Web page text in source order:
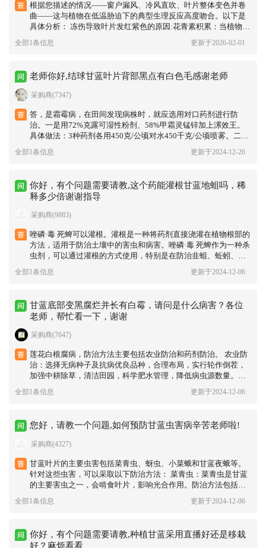
根据您描述的情况——窗户漏风、冷风直吹、叶片整体变色并卷
曲——这与植物在低温胁迫下的典型生理反应高度吻合。以下是
具体分析： 冻伤导致叶片发红紫色的原因:花青素积累‌：当植物遭
受低温胁迫时，其体内会启动自我保护机制。一种常见的反应是
合成大量的花青素（一种红色至紫色的色素），以吸收多余光
菜在冬季低温下叶片发紫发红的机理相似‌1。 ‌叶绿素分解‌：低温
会抑制叶绿素的合成，并加速其分解，使得叶片原有的绿色褪
去，让花青素的红色/紫色更加显现。 冷风导致叶片向下卷曲的原
因。细胞失水与萎蔫‌：冷风会显著加速叶片表面的水分蒸发（蒸
腾作用），而低温下植物根系的吸水能力会大幅下降。这种“吸水
少、蒸发快”的矛盾导致植株严重缺水，细胞失去膨压，叶片因此
萎蔫、下垂、卷曲‌2。 ‌生理保护反应‌：叶片向下卷曲也是一种减
全部1条信息 更新于2026-02-01
老师你好,结球甘蓝叶片背部黑点有白色毛感谢老师
采购商(7347)
答，是霜霉病，在田间发现病株时，就应选用对口药剂进行防
治。一是用72%克露可湿性粉剂、58%甲霜灵锰锌加上漯效王。
具体做法：3种药剂各用450克/公顷对水450千克/公顷喷雾。二是
用菌力托150克/公顷+甲K杀菌灵+150克/公顷+美露二号300克/公
顷对水240千克/公顷喷雾。三是用烯酰吗啉300克/公顷加上绿农
全部1条信息 更新于2024-12-26
你好，有个问题需要请教,这个药能灌根甘蓝地蛆吗，稀
释多少倍谢谢指导
采购商(9883)
唑磷·毒 死蜱可以灌根‌。灌根是一种将药剂直接浇灌在植物根部的
方法，适用于防治土壤中的害虫和病害。唑磷·毒 死蜱作为一种杀
虫剂，可以通过灌根的方式使用，特别是在防治韭蛆、蚯蚓、根
蛆等地下害虫时效果显著‌。此外，秋季植物根系进入第二生长高
峰期时，通过根部埋施辛硫磷、毒 死蜱等药物，可以增强药剂的
全部1条信息 更新于2024-12-06
甘蓝底部变黑腐烂并长有白霉，请问是什么病害？各位
老师，帮忙看一下，谢谢
采购商(7647)
‌莲花白根腐病，防治方法主要包括农业防治和药剂防治。‌ ‌农业防
治‌：选择无病种子及抗病优良品种，合理布局，实行轮作倒茬，
加强中耕除草，清洁田园，科学肥水管理，降低病虫源数量。避
免施用未腐熟农家肥，合理施肥灌溉，减少根系损伤和叶片破
损，防止虫害伤口等。‌ ‌药剂防治‌：对于菌核病，可以使用40%嘧
0%嘧霉胺水分散剂进行喷洒，每7-10天喷洒一次，连续喷洒2-3
次，以控制发病。‌ 通过这些措施可以有效防治莲花白根腐病，确
保作物的健康生长。
全部1条信息 更新于2024-12-06
您好，请教一个问题,如何预防甘蓝虫害病辛苦老师啦!
采购商(4327)
‌甘蓝叶片的主要虫害包括菜青虫、蚜虫、小菜蛾和甘蓝夜蛾等‌。
针对这些虫害，可以采取以下防治方法： ‌菜青虫‌：菜青虫是甘蓝
的主要害虫之一，会啃食叶片，影响光合作用。防治方法包括： ‌
生物防治‌：利用天敌如寄生蜂、瓢虫等自然控制害虫。 ‌化学防
治‌：使用高效、低毒的杀虫剂，如吡虫啉、氯氰菊酯。 ‌蚜虫‌：蚜
治‌：释放瓢虫等天敌控制蚜虫数量。 ‌化学防治‌：使用吡虫啉、噻
全部1条信息 更新于2024-12-06
你好，有个问题需要请教,种植甘蓝采用直播好还是移栽
好？麻烦看看